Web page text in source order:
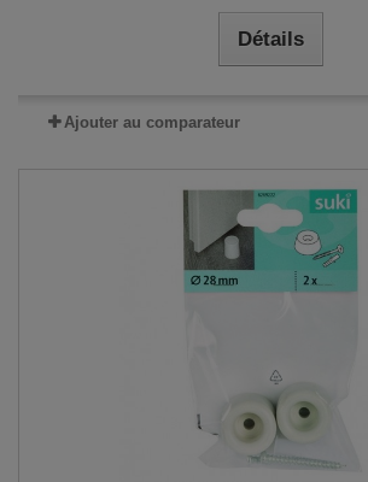
Détails
Ajouter au comparateur